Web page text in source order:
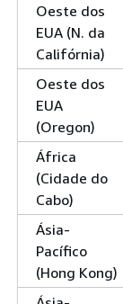
Oeste dos
EUA (N. da
Califórnia)
Oeste dos
EUA
(Oregon)
África
(Cidade do
Cabo)
Ásia-
Pacífico
(Hong Kong)